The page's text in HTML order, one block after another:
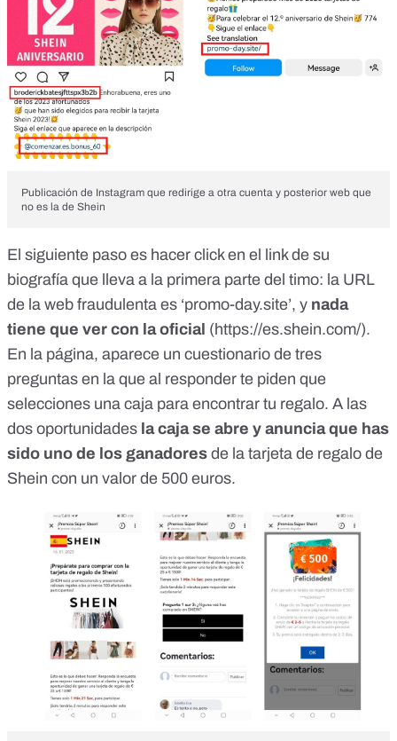
Publicación de Instagram que redirige a otra cuenta y posterior web que
no es la de Shein
El siguiente paso es hacer click en el link de su
biografía que lleva a la primera parte del timo: la URL
de la web fraudulenta es ‘promo-day.site’, y nada
tiene que ver con la oficial (https://es.shein.com/).
En la página, aparece un cuestionario de tres
preguntas en la que al responder te piden que
selecciones una caja para encontrar tu regalo. A las
dos oportunidades la caja se abre y anuncia que has
sido uno de los ganadores de la tarjeta de regalo de
Shein con un valor de 500 euros.